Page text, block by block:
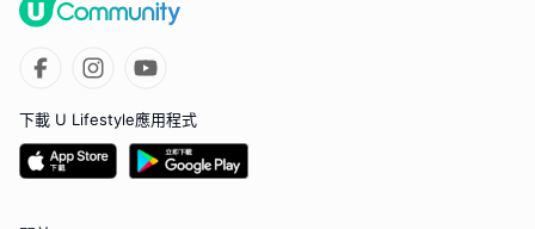
下載 U Lifestyle應用程式